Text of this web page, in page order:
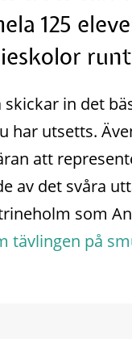
125
skickar in det
har utsetts.
att
av det svåra
som
tävlingen på